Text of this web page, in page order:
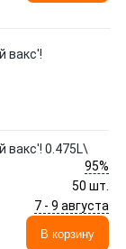
вакс'!
вакс'! 0.475L\
95%
50 шт.
7 - 9 августа
В корзину